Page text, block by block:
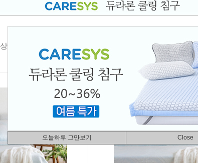
오늘하루 그만보기 Close
상품명순 제품평 많은순 빠
무료배송